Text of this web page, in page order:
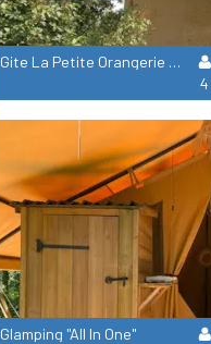
Gite La Petite Orangerie - 2 Chambres + 1 Salle De Bain
4
Glamping "All In One"